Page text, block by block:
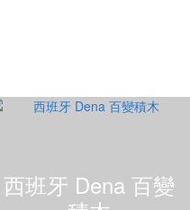
西班牙 Dena 百變